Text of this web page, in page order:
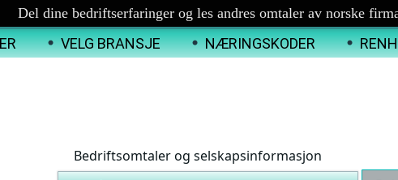
Del dine bedriftserfaringer og les andres omtaler av norske
VELG BRANSJE NÆRINGSKODER
Bedriftsomtaler og selskapsinformasjon